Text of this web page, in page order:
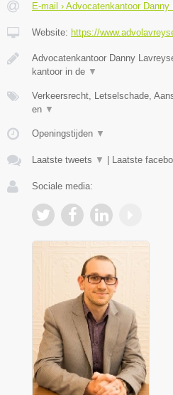
E-mail › Advocatenkantoor
Website: https://
Advocatenkantoor Danny
kantoor in de ▼
Verkeersrecht, Letselschade,
en ▼
Openingstijden ▼
Laatste tweets ▼ Laatste
Sociale media: